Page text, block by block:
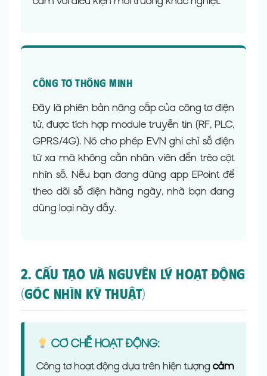
Công tơ thông minh
Đây là phiên bản nâng cấp của công tơ điện
tử, được tích hợp module truyền tin (RF, PLC,
GPRS/4G). Nó cho phép EVN ghi chỉ số điện
từ xa mà không cần nhân viên đến trèo cột
nhìn số. Nếu bạn đang dùng app EPoint để
theo dõi số điện hàng ngày, nhà bạn đang
dùng loại này đấy.
2. Cấu Tạo Và Nguyên Lý Hoạt Động
(Góc Nhìn Kỹ Thuật)
CƠ CHẾ HOẠT ĐỘNG:
Công tơ hoạt động dựa trên hiện tượng cảm